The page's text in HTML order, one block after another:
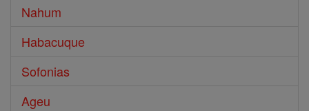
Nahum
Habacuque
Sofonias
Ageu